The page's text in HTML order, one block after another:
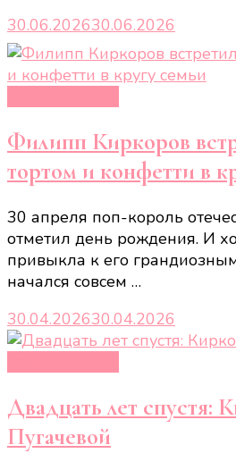
30.06.202630.06.2026
Филипп Киркоров
тортом и конфетти в
30 апреля поп-король
отметил день рождения. И
привыкла к его
начался совсем …
30.04.202630.04.2026
Двадцать лет спустя:
Пугачевой